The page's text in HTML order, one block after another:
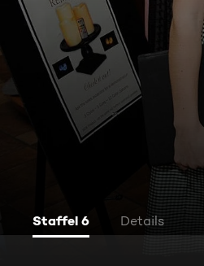
Staffel 6 Details